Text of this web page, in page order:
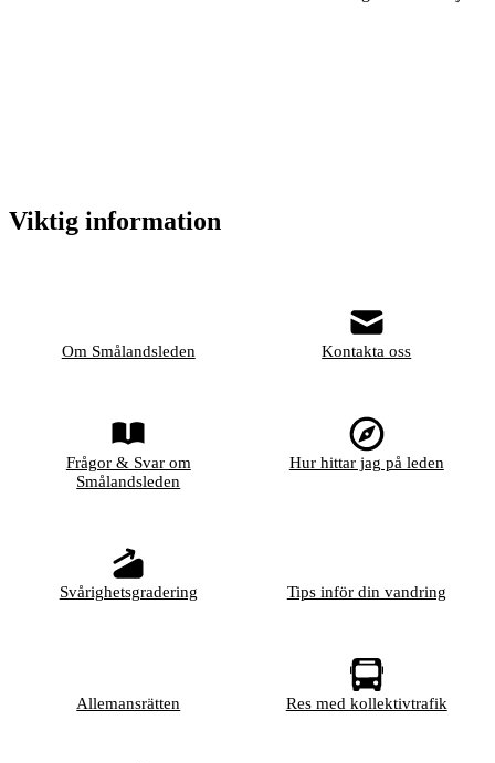
Viktig information
Om Smålandsleden Kontakta oss
Frågor & Svar om
Smålandsleden
Hur hittar jag på leden
Svårighetsgradering Tips inför din vandring
Allemansrätten Res med kollektivtrafik